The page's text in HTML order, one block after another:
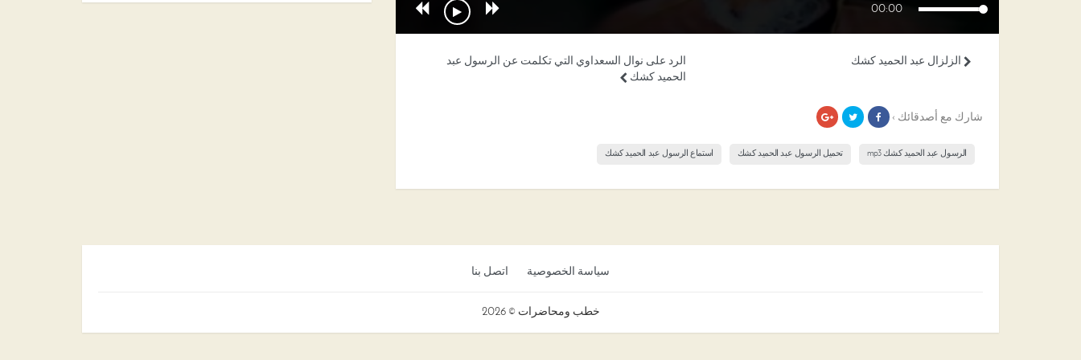
00:00
الرد على نوال السعداوي التي تكلمت عن الرسول عبد
الحميد كشك
الزلزال عبد الحميد كشك
شارك مع أصدقائك ›
الرسول عبد الحميد كشك mp3 تحميل الرسول عبد الحميد كشك استماع الرسول عبد الحميد كشك
سياسة الخصوصية اتصل بنا
خطب ومحاضرات © 2026